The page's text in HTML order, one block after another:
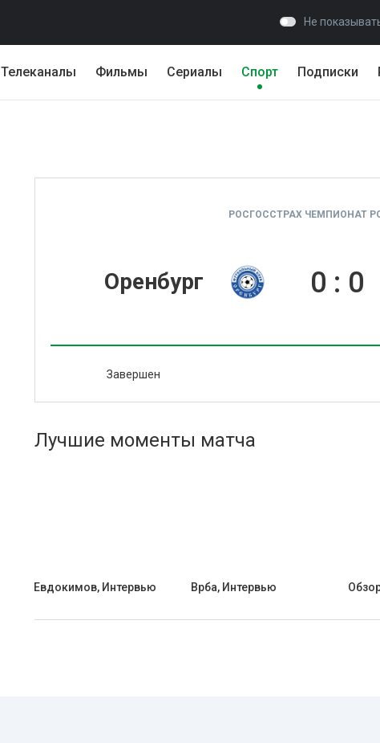
Не
Телеканалы Фильмы Сериалы Спорт Подписки
РОСГОССТРАХ ЧЕМПИОНАТ
Оренбург 0 : 0
Завершен
Лучшие моменты матча
Евдокимов, Интервью Врба, Интервью